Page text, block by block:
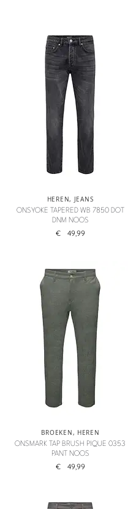
HEREN, JEANS
ONSYOKE TAPERED WB 7850 DOT
DNM NOOS
€ 49,99
BROEKEN, HEREN
ONSMARK TAP BRUSH PIQUE 0353
PANT NOOS
€ 49,99